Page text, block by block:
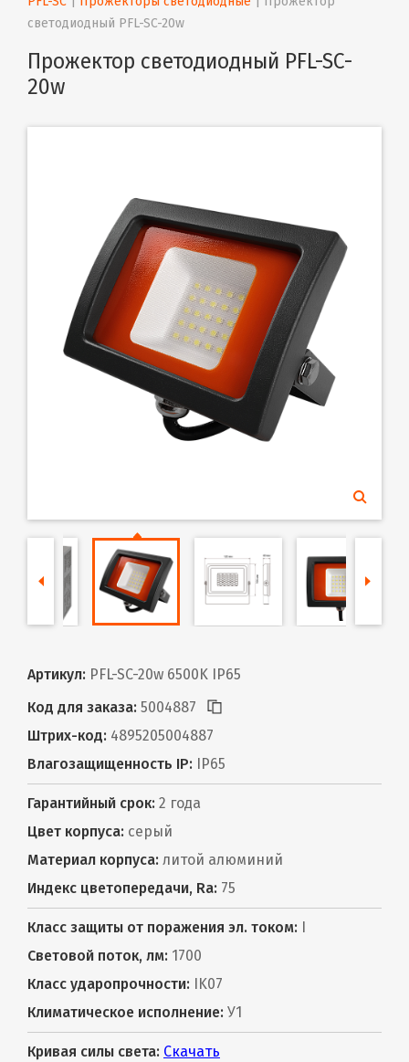
светодиодный PFL-SC-20w
Прожектор светодиодный PFL-SC-
20w
Артикул: PFL-SC-20w 6500K IP65
Код для заказа: 5004887
Штрих-код: 4895205004887
Влагозащищенность IP: IP65
Гарантийный срок: 2 года
Цвет корпуса: серый
Материал корпуса: литой алюминий
Индекс цветопередачи, Ra: 75
Класс защиты от поражения эл. током: I
Световой поток, лм: 1700
Класс ударопрочности: IK07
Климатическое исполнение: У1
Кривая силы света: Скачать